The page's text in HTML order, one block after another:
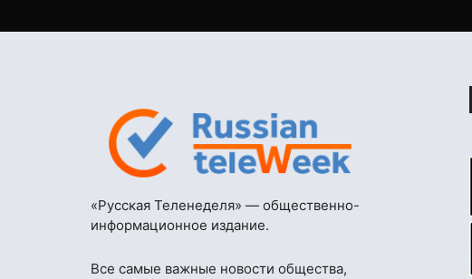
«Русская Теленеделя» — общественно-
информационное издание.
Все самые важные новости общества,